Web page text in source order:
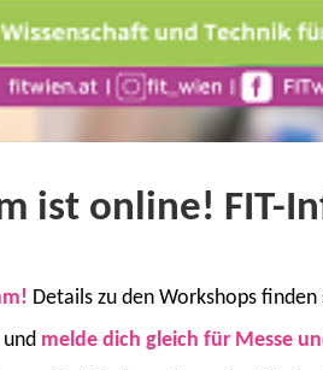
ist online! FIT-
Details zu den Workshops finden
melde dich gleich für Messe